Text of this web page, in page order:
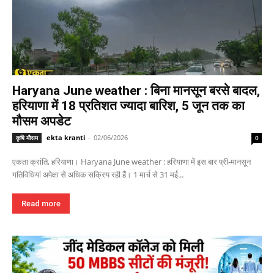
Haryana June weather : बिना मानसून बरसे बादल,
हरियाणा में 18 प्रतिशत ज्यादा बारिश, 5 जून तक का
मौसम अपडेट
कृषि मौसम ekta kranti - 02/06/2026 0
एकता क्रांति, हरियाणा। Haryana June weather : हरियाणा में इस बार प्री-मानसून
गतिविधियां अपेक्षा से अधिक सक्रिय रही हैं। 1 मार्च से 31 मई...
Read more